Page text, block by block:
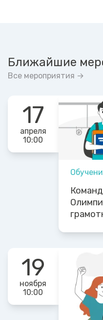
Ближайшие
Все мероприятия →
17
апреля
10:00
19
ноября
10:00